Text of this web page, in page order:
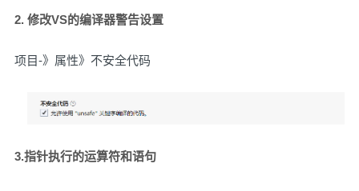
2. 修改VS的编译器警告设置
项目-》属性》不安全代码
3.指针执行的运算符和语句